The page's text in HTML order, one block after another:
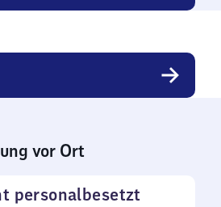
vor Ort
personalbesetzt